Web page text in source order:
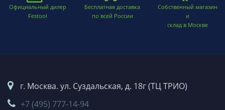
Официальный дилер
Festool
Бесплатная доставка
по всей России
Собственный магазин
и
склад в Москве
г. Москва. ул. Суздальская, д. 18г (ТЦ ТРИО)
+7 (495) 777-14-94